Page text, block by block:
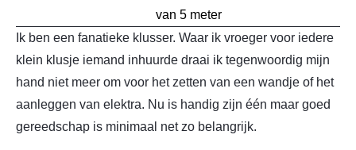
van 5 meter
Ik ben een fanatieke klusser. Waar ik vroeger voor iedere
klein klusje iemand inhuurde draai ik tegenwoordig mijn
hand niet meer om voor het zetten van een wandje of het
aanleggen van elektra. Nu is handig zijn één maar goed
gereedschap is minimaal net zo belangrijk.